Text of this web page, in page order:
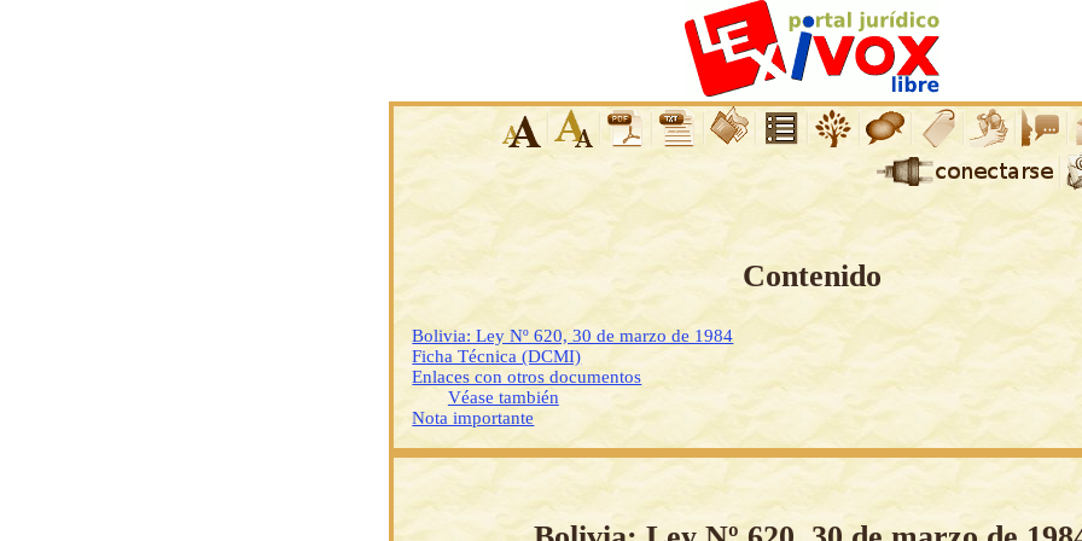
Contenido
Bolivia: Ley Nº 620, 30 de marzo de 1984
Ficha Técnica (DCMI)
Enlaces con otros documentos
Véase también
Nota importante